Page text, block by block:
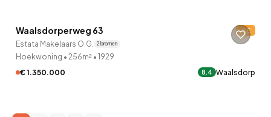
Waalsdorperweg 63 E
Estata Makelaars O.G. 2 bronnen
Hoekwoning • 256m² • 1929
€ 1.350.000
8.4 Waalsdorp